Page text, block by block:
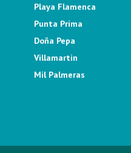
Playa Flamenca
Punta Prima
Doña Pepa
Villamartin
Mil Palmeras